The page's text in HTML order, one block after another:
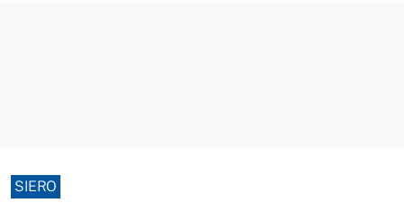
SIERO